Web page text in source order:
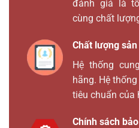
đánh giá là
cùng chất
Chất lượng
Hệ thống
hãng. Hệ
tiêu chuẩn của
Chính sách